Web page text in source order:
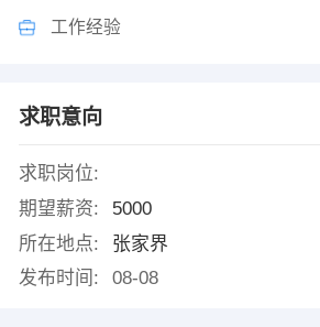
工作经验
求职意向
求职岗位:
期望薪资:
5000
所在地点:
张家界
发布时间:
08-08